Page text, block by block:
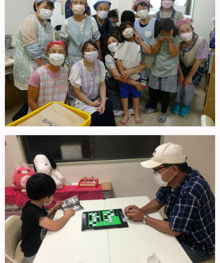
６月１７日（金）積水ハウスマッチ…
6月２３日スタッフのつぶやきをちょっと
6月23日（木）昨日の報告します…